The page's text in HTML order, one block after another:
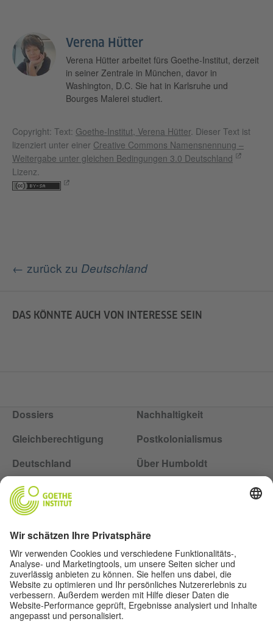
Verena Hütter
Verena Hütter arbeitet fürs Goethe-Institut, derzeit
in seiner Zentrale in München, davor in
Washington, D.C. Sie hat in Karlsruhe und
Bourges Malerei studiert.
Copyright: Text: Goethe-Institut, Verena Hütter . Dieser Text ist
lizenziert unter einer Creative Commons Namensnennung –
Weitergabe unter gleichen Bedingungen 3.0 Deutschland
Lizenz.
← zurück zu Deutschland
DAS KÖNNTE AUCH VON INTERESSE SEIN
Dossiers
Nachhaltigkeit
Gleichberechtigung
Postkolonialismus
Deutschland
Über Humboldt
Impressum
Datenschutz
Nutzungsbedingungen
Folge dem Magazin Humboldt auf Social Media